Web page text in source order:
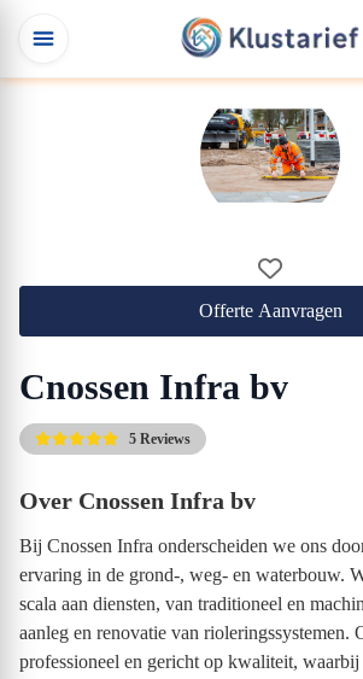
Offerte Aanvragen
Cnossen Infra bv
5 Reviews
Over Cnossen Infra bv
Bij Cnossen Infra onderscheiden we ons
ervaring in de grond-, weg- en waterbouw.
scala aan diensten, van traditioneel en
aanleg en renovatie van rioleringssystemen.
professioneel en gericht op kwaliteit,